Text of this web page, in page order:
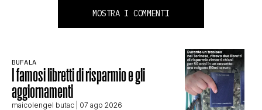
MOSTRA I COMMENTI
BUFALA
I famosi libretti di risparmio e gli
aggiornamenti
maicolengel butac | 07 ago 2026